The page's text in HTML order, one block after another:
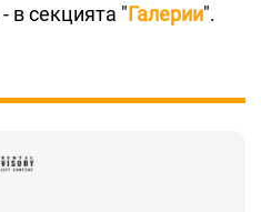
- в секцията "Галерии".